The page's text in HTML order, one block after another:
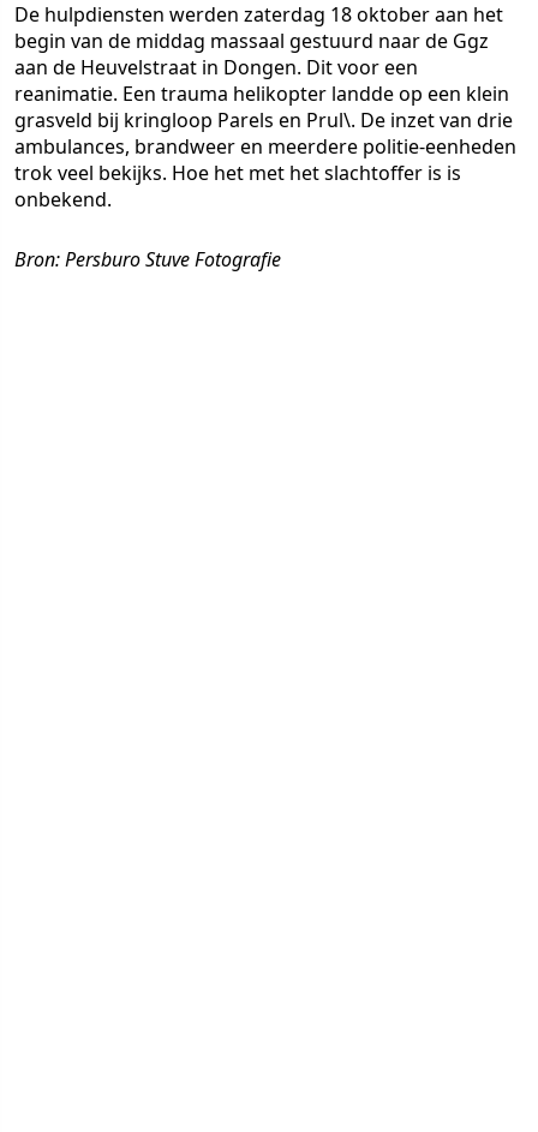
De hulpdiensten werden zaterdag 18 oktober aan het
begin van de middag massaal gestuurd naar de Ggz
aan de Heuvelstraat in Dongen. Dit voor een
reanimatie. Een trauma helikopter landde op een klein
grasveld bij kringloop Parels en Prul\. De inzet van drie
ambulances, brandweer en meerdere politie-eenheden
trok veel bekijks. Hoe het met het slachtoffer is is
onbekend.
Bron: Persburo Stuve Fotografie